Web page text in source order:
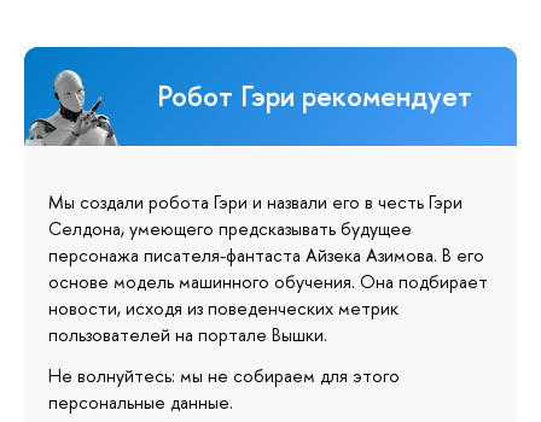
Робот Гэри рекомендует
Мы создали робота Гэри и назвали его в честь Гэри
Селдона, умеющего предсказывать будущее
персонажа писателя-фантаста Айзека Азимова. В его
основе модель машинного обучения. Она подбирает
новости, исходя из поведенческих метрик
пользователей на портале Вышки.
Не волнуйтесь: мы не собираем для этого
персональные данные.